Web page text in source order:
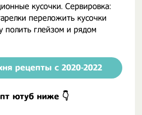
кусочки. Сервировка:
переложить кусочки
полить глейзом и рядом
рецепты с 2020-2022
ютуб ниже 👇